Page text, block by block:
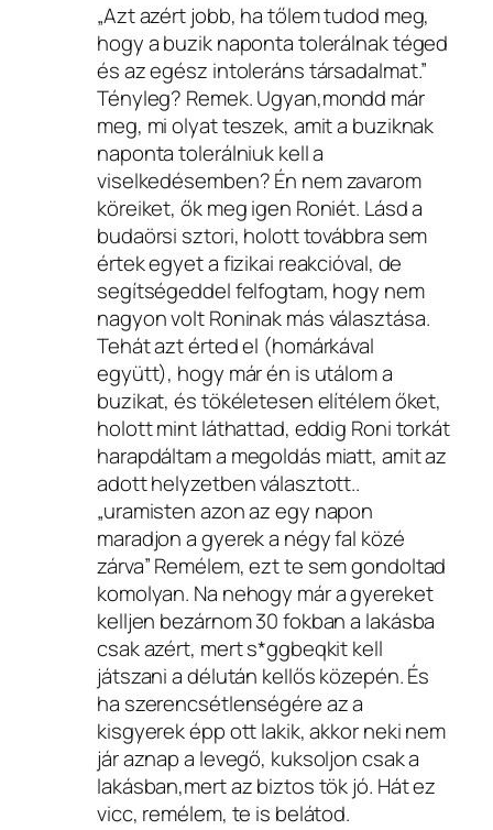
„Azt azért jobb, ha tőlem tudod meg,
hogy a buzik naponta tolerálnak téged
és az egész intoleráns társadalmat.”
Tényleg? Remek. Ugyan,mondd már
meg, mi olyat teszek, amit a buziknak
naponta tolerálniuk kell a
viselkedésemben? Én nem zavarom
köreiket, ők meg igen Roniét. Lásd a
budaörsi sztori, holott továbbra sem
értek egyet a fizikai reakcióval, de
segítségeddel felfogtam, hogy nem
nagyon volt Roninak más választása.
Tehát azt érted el (homárkával
együtt), hogy már én is utálom a
buzikat, és tökéletesen elítélem őket,
holott mint láthattad, eddig Roni torkát
harapdáltam a megoldás miatt, amit az
adott helyzetben választott..
„uramisten azon az egy napon
maradjon a gyerek a négy fal közé
zárva” Remélem, ezt te sem gondoltad
komolyan. Na nehogy már a gyereket
kelljen bezárnom 30 fokban a lakásba
csak azért, mert s*ggbeqkit kell
játszani a délután kellős közepén. És
ha szerencsétlenségére az a
kisgyerek épp ott lakik, akkor neki nem
jár aznap a levegő, kuksoljon csak a
lakásban,mert az biztos tök jó. Hát ez
vicc, remélem, te is belátod.